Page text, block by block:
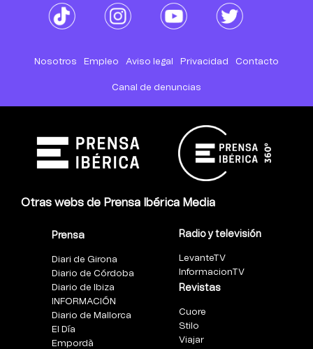
Nosotros Empleo Aviso legal Privacidad Contacto
Canal de denuncias
Otras webs de Prensa Ibérica Media
Prensa
Diari de Girona
Diario de Córdoba
Diario de Ibiza
INFORMACIÓN
Diario de Mallorca
El Día
Empordà
Radio y televisión
LevanteTV
InformacionTV
Revistas
Cuore
Stilo
Viajar